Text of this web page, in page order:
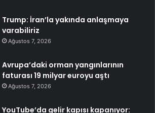
Trump: İran’la yakında anlaşmaya
varabiliriz
Ağustos 7, 2026
Avrupa’daki orman yangınlarının
faturası 19 milyar euroyu aştı
Ağustos 7, 2026
YouTube’da gelir kapısı kapanıyor: